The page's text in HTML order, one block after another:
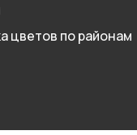
цветов по районам